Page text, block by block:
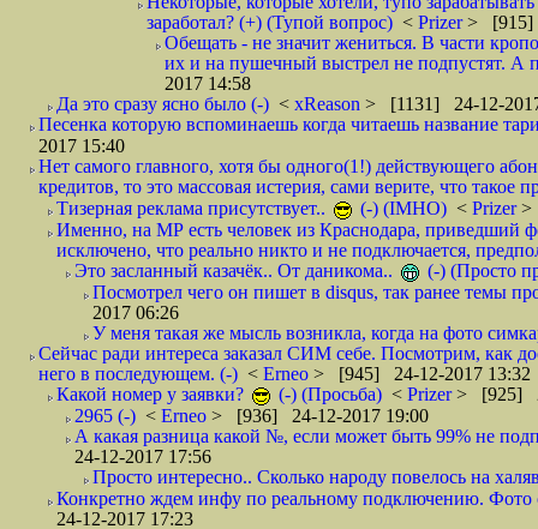
заработал? (+) (Тупой вопрос) < Prizer> [915]
Обещать - не значит жениться. В части
их и на пушечный выстрел не подпустят. А
2017 14:58
Да это сразу ясно было (-) < xReason > [1131] 24-12-
Песенка которую вспоминаешь когда читаешь название
2017 15:40
Нет самого главного, хотя бы одного(1!) действующего
кредитов, то это массовая истерия, сами верите, что такое
Тизерная реклама присутствует..
(-) (IMHO) < Prizer>
Именно, на МР есть человек из Краснодара, приведший
исключено, что реально никто и не подключается,
Это засланный казачёк.. От даникома..
(-) (Просто
Посмотрел чего он пишет в disqus, так ранее темы
2017 06:26
У меня такая же мысль возникла, когда на фото
Сейчас ради интереса заказал СИМ себе. Посмотрим, как
него в последующем. (-) < Erneo > [945] 24-12-2017 13:32
Какой номер у заявки?
(-) (Просьба) < Prizer> [925]
2965 (-) < Erneo > [936] 24-12-2017 19:00
А какая разница какой №, если может быть 99% не
24-12-2017 17:56
Просто интересно.. Сколько народу повелось на
Конкретно ждем инфу по реальному подключению. Фото
24-12-2017 17:23